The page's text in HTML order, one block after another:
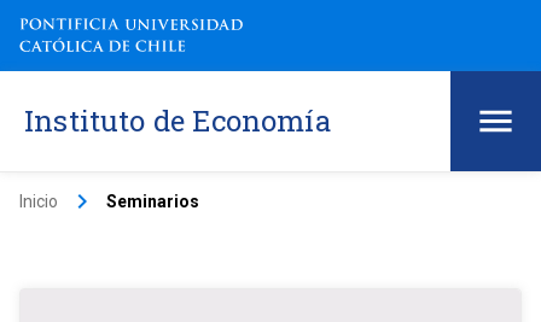
Instituto de Economía
Inicio keyboard_arrow_right Seminarios